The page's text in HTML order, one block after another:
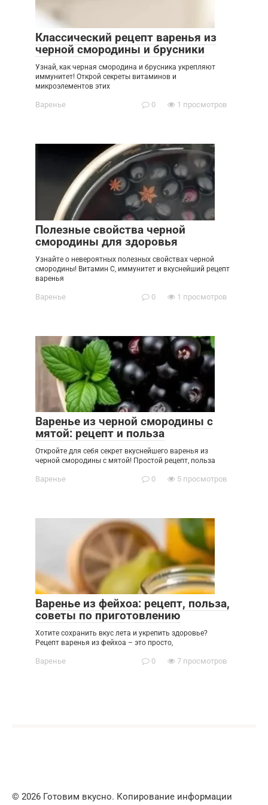
Классический рецепт варенья из
черной смородины и брусники
Узнай, как черная смородина и брусника укрепляют
иммунитет! Открой секреты витаминов и
микроэлементов этих
Варенье 0 1 просмотров
Полезные свойства черной
смородины для здоровья
Узнайте о невероятных полезных свойствах черной
смородины! Витамин С, иммунитет и вкуснейший рецепт
варенья
Варенье 0 1 просмотров
Варенье из черной смородины с
мятой: рецепт и польза
Откройте для себя секрет вкуснейшего варенья из
черной смородины с мятой! Простой рецепт, польза
Варенье 0 5 просмотров
Варенье из фейхоа: рецепт, польза,
советы по приготовлению
Хотите сохранить вкус лета и укрепить здоровье?
Рецепт варенья из фейхоа – это просто,
Варенье 0 7 просмотров
© 2026 Готовим вкусно. Копирование информации